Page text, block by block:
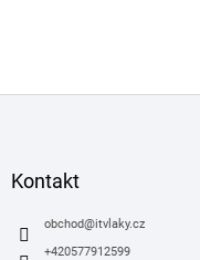
Kontakt
obchod@itvlaky.cz
+420577912599